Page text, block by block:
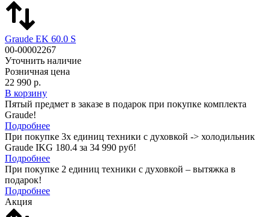
Graude EK 60.0 S
00-00002267
Уточнить наличие
Розничная цена
22 990 р.
В корзину
Пятый предмет в заказе в подарок при покупке комплекта
Graude!
Подробнее
При покупке 3х единиц техники с духовкой -> холодильник
Graude IKG 180.4 за 34 990 руб!
Подробнее
При покупке 2 единиц техники с духовкой – вытяжка в
подарок!
Подробнее
Акция